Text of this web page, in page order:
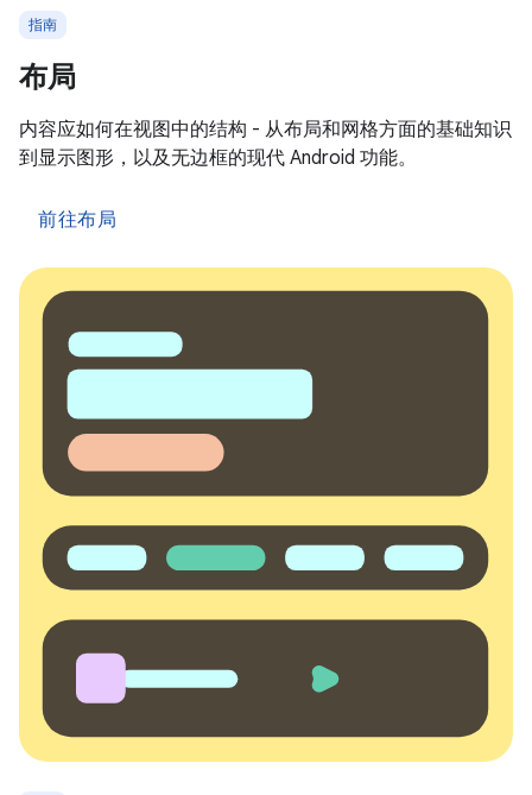
指南
布局
内容应如何在视图中的结构 - 从布局和网格方面的基础知识
到显示图形，以及无边框的现代 Android 功能。
前往布局